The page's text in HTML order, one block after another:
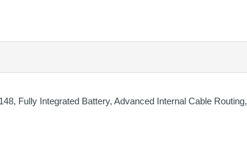
Fully Integrated Battery, Advanced Internal Cable Routing,